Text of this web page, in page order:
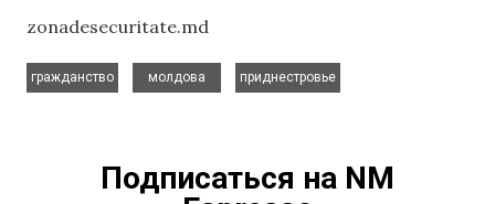
zonadesecuritate.md
гражданство
молдова
приднестровье
Подписаться на NM